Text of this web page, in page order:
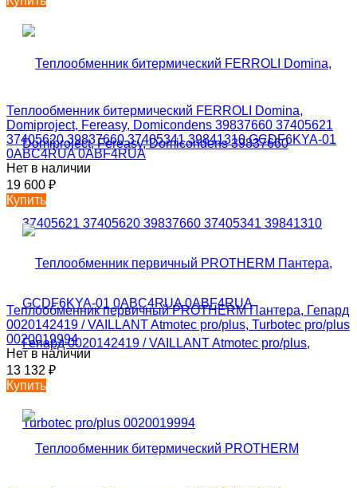
Теплообменник битермический FERROLI Domina,
Domiproject, Fereasy, Domicondens 39837660 37405621
37405620 39837660 37405341 39841310 GCDF6KYA-01
0ABC4RUA 0ABF4RUA
Нет в наличии
19 600 ₽
Купить
Теплообменник первичный PROTHERM Пантера, Гепард
0020142419 / VAILLANT Atmotec pro/plus, Turbotec pro/plus
0020019994
Нет в наличии
13 132 ₽
Купить